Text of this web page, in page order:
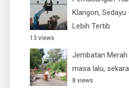
Klangon,
Lebih Tertib
13 views
Jembatan Merah
masa lalu,
8 views